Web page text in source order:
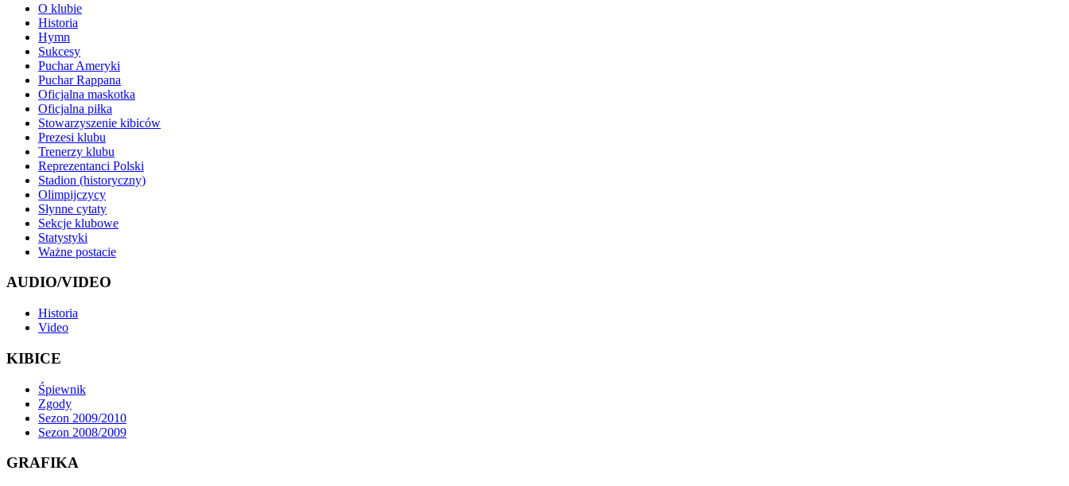
O klubie
Historia
Hymn
Sukcesy
Puchar Ameryki
Puchar Rappana
Oficjalna maskotka
Oficjalna piłka
Stowarzyszenie kibiców
Prezesi klubu
Trenerzy klubu
Reprezentanci Polski
Stadion (historyczny)
Olimpijczycy
Słynne cytaty
Sekcje klubowe
Statystyki
Ważne postacie
AUDIO/VIDEO
Historia
Video
KIBICE
Śpiewnik
Zgody
Sezon 2009/2010
Sezon 2008/2009
GRAFIKA